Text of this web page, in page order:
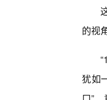
的视
犹如